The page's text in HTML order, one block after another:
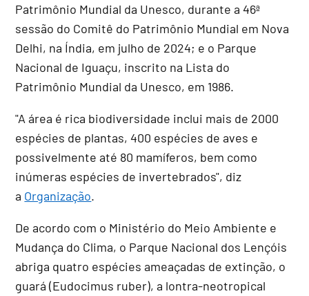
Patrimônio Mundial da Unesco, durante a 46ª
sessão do Comitê do Patrimônio Mundial em Nova
Delhi, na Índia, em julho de 2024; e o Parque
Nacional de Iguaçu, inscrito na Lista do
Patrimônio Mundial da Unesco, em 1986.
"A área é rica biodiversidade inclui mais de 2000
espécies de plantas, 400 espécies de aves e
possivelmente até 80 mamíferos, bem como
inúmeras espécies de invertebrados", diz
a Organização.
De acordo com o Ministério do Meio Ambiente e
Mudança do Clima, o Parque Nacional dos Lençóis
abriga quatro espécies ameaçadas de extinção, o
guará (Eudocimus ruber), a lontra-neotropical